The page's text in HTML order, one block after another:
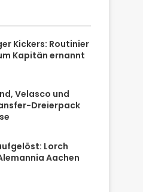
Kickers: Routinier
Kapitän ernannt
Velasco und
Dreierpack
Lorch
Aachen